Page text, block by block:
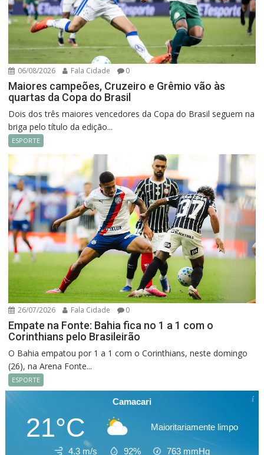
06/08/2026 Fala Cidade 0
Maiores campeões, Cruzeiro e Grêmio vão às
quartas da Copa do Brasil
Dois dos três maiores vencedores da Copa do Brasil seguem na
briga pelo título da edição...
ESPORTE
26/07/2026 Fala Cidade 0
Empate na Fonte: Bahia fica no 1 a 1 com o
Corinthians pelo Brasileirão
O Bahia empatou por 1 a 1 com o Corinthians, neste domingo
(26), na Arena Fonte...
ESPORTE
Camacari
21°C Maioritariamente limpo
4.3 m/s 92% 763 mmHg